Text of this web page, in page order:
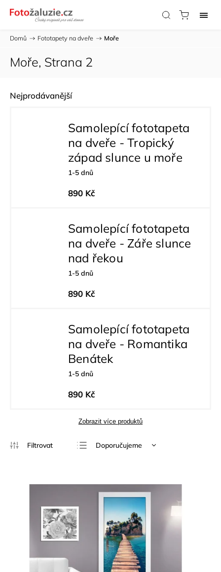
Domů / Fototapety na dveře / Moře
Moře, Strana 2
Nejprodávanější
Samolepící fototapeta
na dveře - Tropický
západ slunce u moře
1-5 dnů
890 Kč
Samolepící fototapeta
na dveře - Záře slunce
nad řekou
1-5 dnů
890 Kč
Samolepící fototapeta
na dveře - Romantika
Benátek
1-5 dnů
890 Kč
Zobrazit více produktů
Doporučujeme
Nejprodávanější
Abecedně